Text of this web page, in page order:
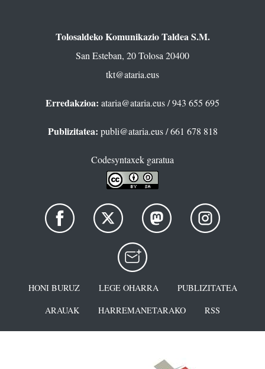
Tolosaldeko Komunikazio Taldea S.M.
San Esteban, 20 Tolosa 20400
tkt@ataria.eus
Erredakzioa: ataria@ataria.eus/ 943 655 695
Publizitatea: publi@ataria.eus/ 661 678 818
Codesyntaxek garatua
HONI BURUZ LEGE OHARRA
PUBLIZITATEA
ARAUAK
HARREMANETARAKO RSS